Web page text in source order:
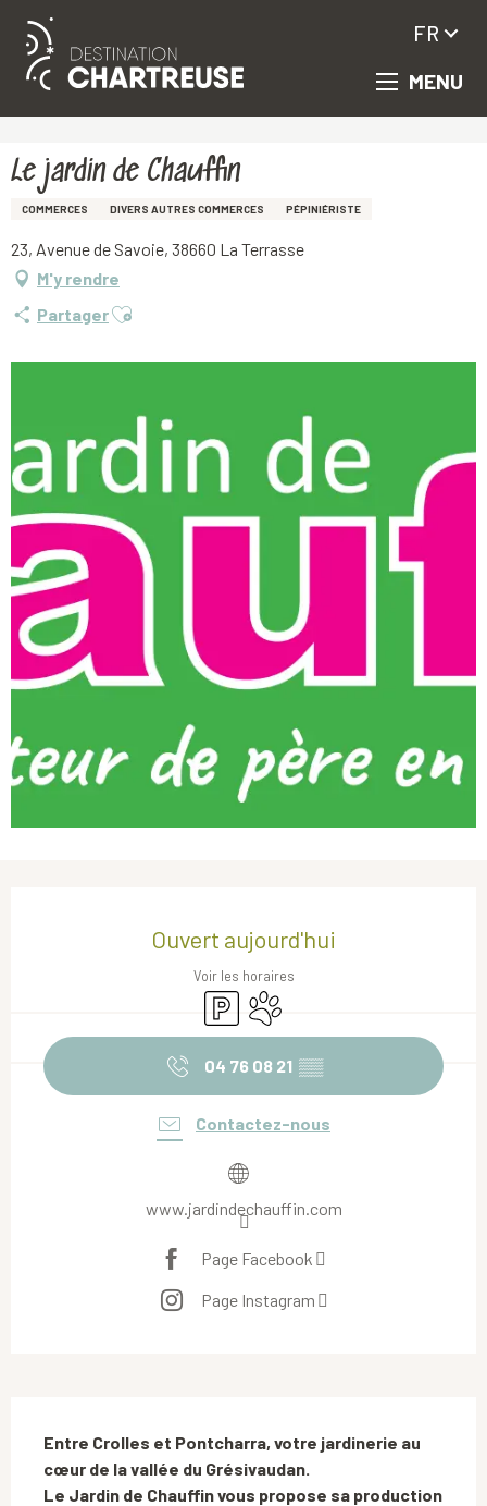
Aller
principal
MENU
FR
Le jardin de Chauffin
COMMERCES DIVERS AUTRES COMMERCES PÉPINIÉRISTE
23, Avenue de Savoie, 38660 La Terrasse
M'y rendre
PartagerAjouter aux favoris
Ouvert aujourd'hui
Voir les horaires
ParkingAnimaux acceptés
04 76 08 21 ▒▒
Contactez-nous
www.jardindechauffin.com
Page Facebook
Page Instagram
Entre Crolles et Pontcharra, votre jardinerie au
cœur de la vallée du Grésivaudan.
Le Jardin de Chauffin vous propose sa production